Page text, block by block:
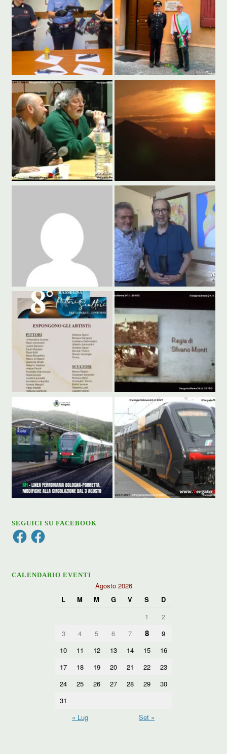
SEGUICI SU FACEBOOK
FacebookFacebook
CALENDARIO EVENTI
Agosto 2026
L
M M G V S
D
1
2
3
4 5 6 7 8
9
10
11 12 13 14 15
16
17
18 19 20 21 22
23
24
25 26 27 28 29
30
31
« Lug
Set »